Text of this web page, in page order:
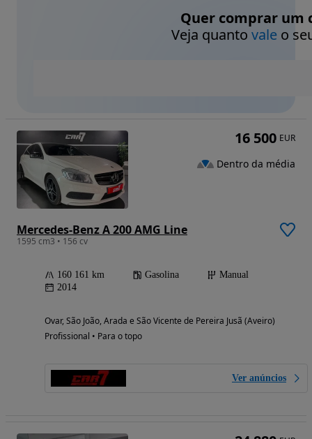
Quer comprar um
Veja quanto valeo
Mercedes-Benz A 200 AMG Line
1595 cm3 • 156 cv
160 161 km Gasolina
Manual
2014
Ovar, São João, Arada e São Vicente de Pereira Jusã (Aveiro)
Profissional • Para o topo
Ver anúncios
16 500 EUR
Dentro da média